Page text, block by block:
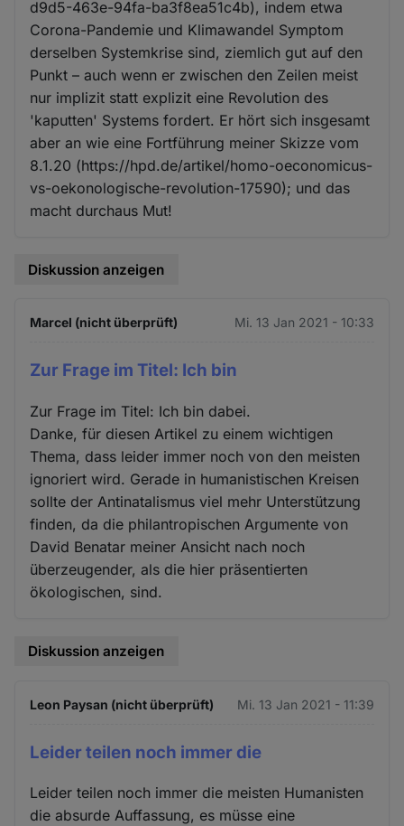
d9d5-463e-94fa-ba3f8ea51c4b), indem etwa
Corona-Pandemie und Klimawandel Symptom
derselben Systemkrise sind, ziemlich gut auf den
Punkt – auch wenn er zwischen den Zeilen meist
nur implizit statt explizit eine Revolution des
'kaputten' Systems fordert. Er hört sich insgesamt
aber an wie eine Fortführung meiner Skizze vom
8.1.20 (https://hpd.de/artikel/homo-oeconomicus-
vs-oekonologische-revolution-17590); und das
macht durchaus Mut!
Diskussion anzeigen
Marcel (nicht überprüft) Mi. 13 Jan 2021 - 10:33
Zur Frage im Titel: Ich bin
Zur Frage im Titel: Ich bin dabei.
Danke, für diesen Artikel zu einem wichtigen
Thema, dass leider immer noch von den meisten
ignoriert wird. Gerade in humanistischen Kreisen
sollte der Antinatalismus viel mehr Unterstützung
finden, da die philantropischen Argumente von
David Benatar meiner Ansicht nach noch
überzeugender, als die hier präsentierten
ökologischen, sind.
Diskussion anzeigen
Leon Paysan (nicht überprüft) Mi. 13 Jan 2021 - 11:39
Leider teilen noch immer die
Leider teilen noch immer die meisten Humanisten
die absurde Auffassung, es müsse eine